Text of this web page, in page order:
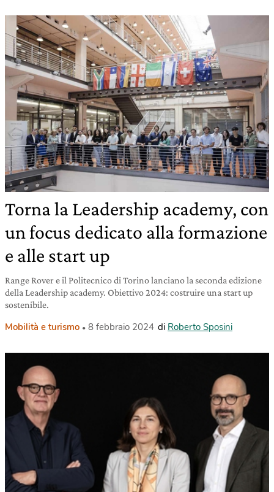
Torna la Leadership academy, con
un focus dedicato alla formazione
e alle start up
Range Rover e il Politecnico di Torino lanciano la seconda edizione
della Leadership academy. Obiettivo 2024: costruire una start up
sostenibile.
Mobilità e turismo 8 febbraio 2024 di Roberto Sposini